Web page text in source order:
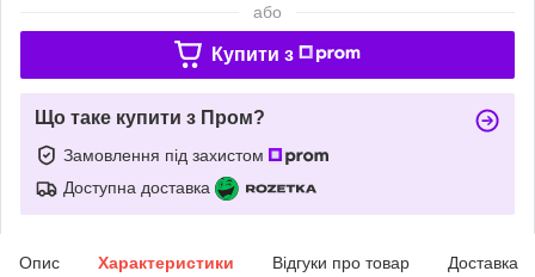
або
Купити з
Що таке купити з Пром?
Замовлення під захистом
Доступна доставка
Опис Характеристики Відгуки про товар Доставка